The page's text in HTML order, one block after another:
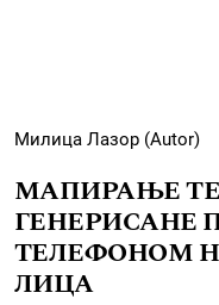
Милица Лазор (Autor)
МАПИРАЊЕ
ГЕНЕРИСАНЕ
ТЕЛЕФОНОМ
ЛИЦА